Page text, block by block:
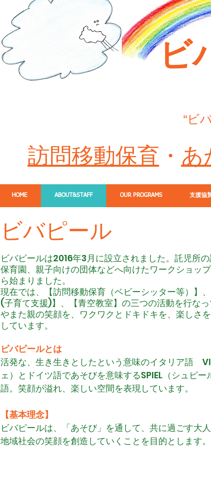
ビ
“ビ
訪問移動保育 ・ あ
HOME ABOUT&STAFF OUR PROGRAMS 支援協
​ビバピール
ビバピールは2016年3月に設立されました。託児所
保育園、親子向けの団体などへ向けたワークショッ
ら始まりました。
現在では、【訪問移動保育（ベビーシッター等）】
(子育て支援)】、【青空教室】の三つの活動を行な
やまた親の笑顔を、ワクワクとドキドキを、楽しさ
しています。
ビバピールとは
活発な、生き生きとしたという意味のイタリア語
ェ）とドイツ語であそびを意味するSPIEL（シュピ
語。笑顔が溢れ、楽しい空間を表現しています。
【基本理念】
ビバピールは、「あそび」を通して、共に過ごす大
地域社会の笑顔を創造していくことを目的とします。